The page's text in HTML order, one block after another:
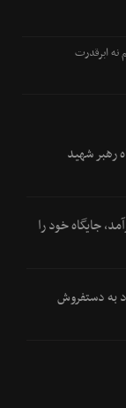
ابرقدرت
رهبر شهید
درآمد، جایگاه خود را
به دستفروش